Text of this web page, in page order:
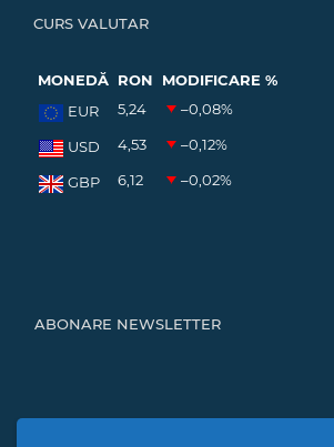
CURS VALUTAR
MONEDĂ RON
MODIFICARE %
EUR
5,24 –0,08%
USD 4,53 –0,12%
GBP 6,12 –0,02%
ABONARE NEWSLETTER